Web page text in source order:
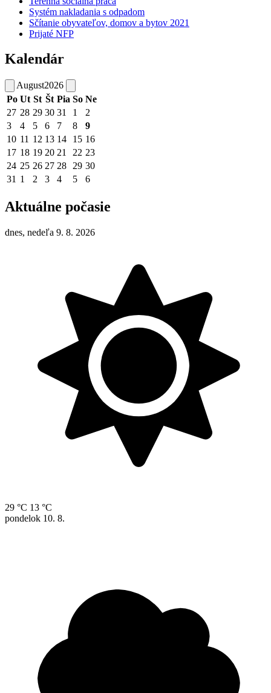
Systém nakladania s odpadom
Sčítanie obyvateľov, domov a bytov 2021
Prijaté NFP
Kalendár
August2026
Po Ut St Št Pia So Ne
27 28 29 30 31 1
2
3
4 5 6 7 8
9
10 11 12 13 14 15 16
17 18 19 20 21 22 23
24 25 26 27 28 29 30
31 1 2 3 4 5 6
Aktuálne počasie
dnes, nedeľa 9. 8. 2026
29 °C 13 °C
pondelok 10. 8.